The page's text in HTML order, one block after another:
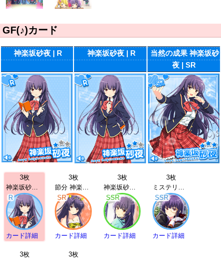
GF(♪)カード
神楽坂砂夜 | R 神楽坂砂夜 | R
当然の成果 神楽坂砂
夜 | SR
3枚
神楽坂砂夜 | R
R
カード詳細
3枚
節分 神楽坂砂夜 | SR
SR
カード詳細
3枚
神楽坂砂夜 | SSR
SSR
カード詳細
3枚
ミステリー 神楽坂砂夜 | SSR
SSR
カード詳細
3枚
3枚